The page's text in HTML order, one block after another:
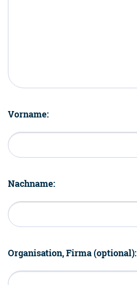
Vorname:
Nachname:
Organisation, Firma (optional):